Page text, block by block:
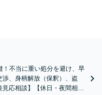
！不当に重い処分を避け、早
、身柄解放（保釈）、盗
応相談】【休日・夜間相談